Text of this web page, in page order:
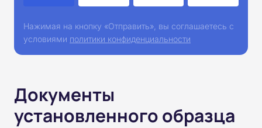
Нажимая на кнопку «Отправить», вы соглашаетесь с
условиями политики конфиденциальности
Документы
установленного образца